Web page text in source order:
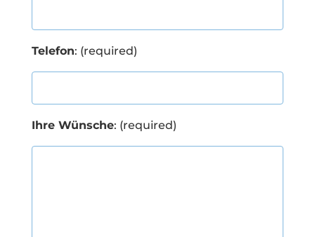
Telefon: (required)
Ihre Wünsche: (required)